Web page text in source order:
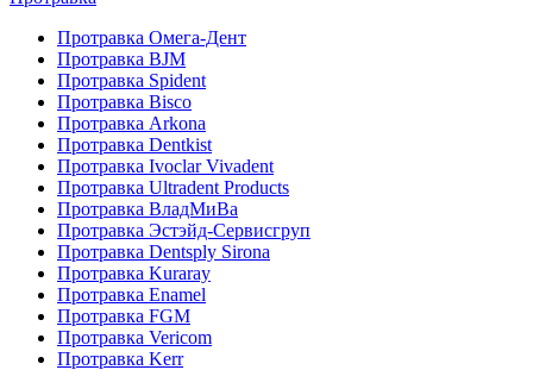
Протравка Омега-Дент
Протравка BJM
Протравка Spident
Протравка Bisco
Протравка Arkona
Протравка Dentkist
Протравка Ivoclar Vivadent
Протравка Ultradent Products
Протравка ВладМиВа
Протравка Эстэйд-Сервисгруп
Протравка Dentsply Sirona
Протравка Kuraray
Протравка Enamel
Протравка FGM
Протравка Vericom
Протравка Kerr